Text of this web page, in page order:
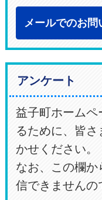
メールでのお問
アンケート
益子町ホームペ
るために、皆
かせください。
なお、この欄か
信できませんの